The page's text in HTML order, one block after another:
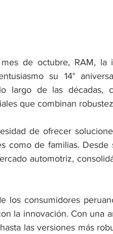
de octubre, RAM, la
su 14°
largo de las décadas,
que combinan
de ofrecer
como de familias.
automotriz,
los consumidores
la innovación. Con una
las versiones más